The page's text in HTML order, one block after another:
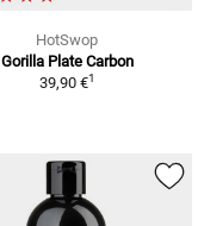
HotSwop
Gorilla Plate Carbon
39,90 €1